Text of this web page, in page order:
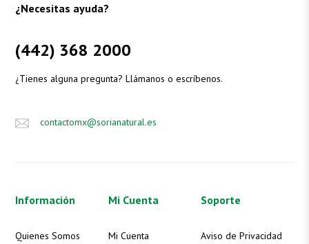
¿Necesitas ayuda?
(442) 368 2000
¿Tienes alguna pregunta? Llámanos o escríbenos.
contactomx@sorianatural.es
Información
Quienes Somos
Mi Cuenta
Mi Cuenta
Soporte
Aviso de Privacidad